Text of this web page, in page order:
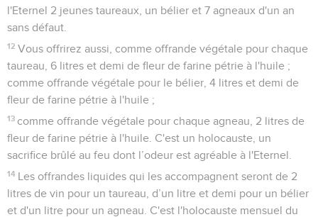
l'Eternel 2 jeunes taureaux, un bélier et 7 agneaux d'un an
sans défaut.
12 Vous offrirez aussi, comme offrande végétale pour chaque
taureau, 6 litres et demi de fleur de farine pétrie à l'huile ;
comme offrande végétale pour le bélier, 4 litres et demi de
fleur de farine pétrie à l'huile ;
13 comme offrande végétale pour chaque agneau, 2 litres de
fleur de farine pétrie à l'huile. C'est un holocauste, un
sacrifice brûlé au feu dont l’odeur est agréable à l'Eternel.
14 Les offrandes liquides qui les accompagnent seront de 2
litres de vin pour un taureau, d’un litre et demi pour un bélier
et d'un litre pour un agneau. C'est l'holocauste mensuel du